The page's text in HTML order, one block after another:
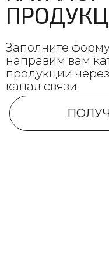
Заполните
направим вам
продукции
канал связи